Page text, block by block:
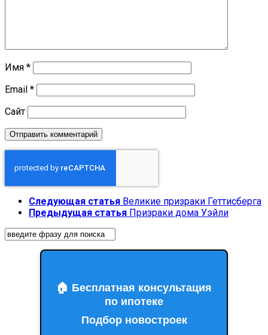
Имя *
Email *
Сайт
Следующая статья Великие призраки Геттисберга
Предыдущая статья Призраки дома Уэйли
🏠 Бесплатная консультация
по ипотеке
Подбор новостроек